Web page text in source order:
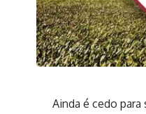
Ainda é cedo